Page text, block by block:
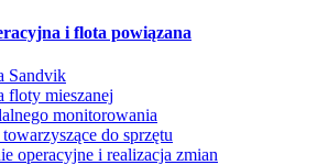
i flota powiązana
Sandvik
floty mieszanej
monitorowania
do sprzętu
operacyjne i realizacja zmian